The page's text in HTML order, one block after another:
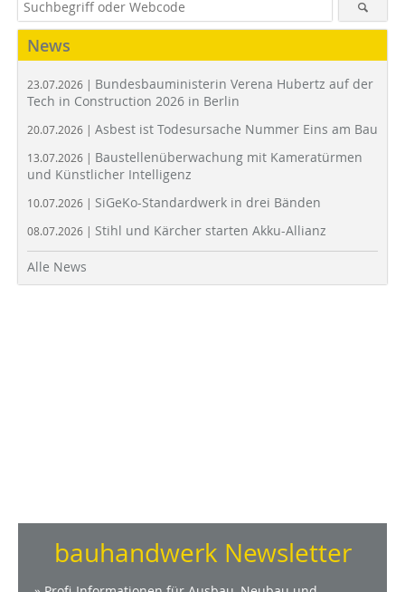
News
23.07.2026 | Bundesbauministerin Verena Hubertz auf der
Tech in Construction 2026 in Berlin
20.07.2026 | Asbest ist Todesursache Nummer Eins am Bau
13.07.2026 | Baustellenüberwachung mit Kameratürmen
und Künstlicher Intelligenz
10.07.2026 | SiGeKo-Standardwerk in drei Bänden
08.07.2026 | Stihl und Kärcher starten Akku-Allianz
Alle News
bauhandwerk Newsletter